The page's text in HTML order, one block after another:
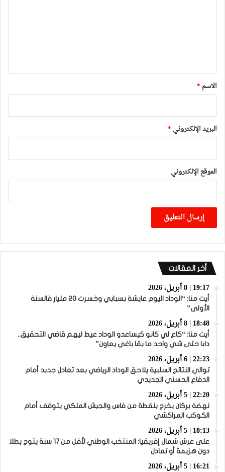
*
الاسم *
البريد الإلكتروني *
الموقع الإلكتروني
أخر المقالات
19:17 | 8 أبريل، 2026
أيت منا: “الوداد اليوم عايشة بسبابي وخسرت 20 مليار فالسنة
الأولى”
18:48 | 8 أبريل، 2026
أيت منا: “كاع لي كانو كيساعدو الوداد عيط ليهم قاضي التحقيق..
دابا حتى شي واحد ما بقا باغي يعاون”
22:23 | 6 أبريل، 2026
توالي النتائج السلبية يلاحق الوداد الرياضي بعد تعادل جديد أمام
الدفاع الحسني الجديدي
22:20 | 5 أبريل، 2026
نهضة بركان يخرج بنقطة من فاس والجيش الملكي يتوقف أمام
الكوكب المراكشي
18:13 | 5 أبريل، 2026
على عرش شمال إفريقيا: المنتخب الوطني لأقل من 17 سنة يتوج بطلا
دون هزيمة أو تعادل
16:21 | 5 أبريل، 2026